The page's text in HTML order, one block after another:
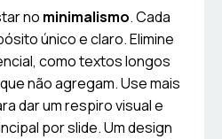
no minimalismo. Cada
único e claro. Elimine
como textos longos
não agregam. Use mais
dar um respiro visual e
por slide. Um design